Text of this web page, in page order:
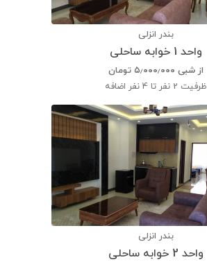
بندر انزلی
واحد 1 خوابه ساحلی
از شبی ۵٫۰۰۰٫۰۰۰ تومان
ظرفیت 2 نفر تا 4 نفر اضافه
بندر انزلی
واحد 2 خوابه ساحلی